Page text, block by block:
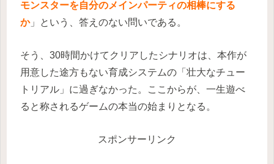
モンスターを自分のメインパーティの相棒にする
か」という、答えのない問いである。
そう、30時間かけてクリアしたシナリオは、本作が
用意した途方もない育成システムの「壮大なチュー
トリアル」に過ぎなかった。ここからが、一生遊べ
ると称されるゲームの本当の始まりとなる。
スポンサーリンク